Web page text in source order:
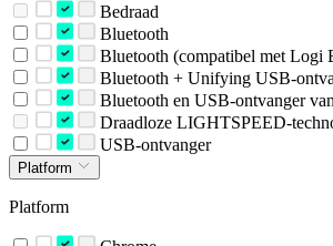
Bedraad
Bluetooth
Bluetooth (compatibel met Logi
Bluetooth + Unifying USB-
Bluetooth en USB-ontvanger
Draadloze LIGHTSPEED-
USB-ontvanger
Platform
Platform